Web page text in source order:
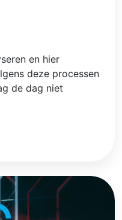
en hier
deze processen
de dag niet